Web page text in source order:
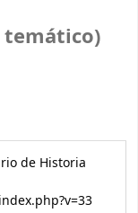
temático)
de Historia